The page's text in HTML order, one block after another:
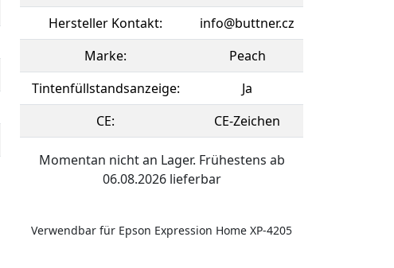
Hersteller Kontakt:
info@buttner.cz
Marke:
Peach
Tintenfüllstandsanzeige:
Ja
CE:
CE-Zeichen
Momentan nicht an Lager. Frühestens ab
06.08.2026 lieferbar
Verwendbar für Epson Expression Home XP-4205